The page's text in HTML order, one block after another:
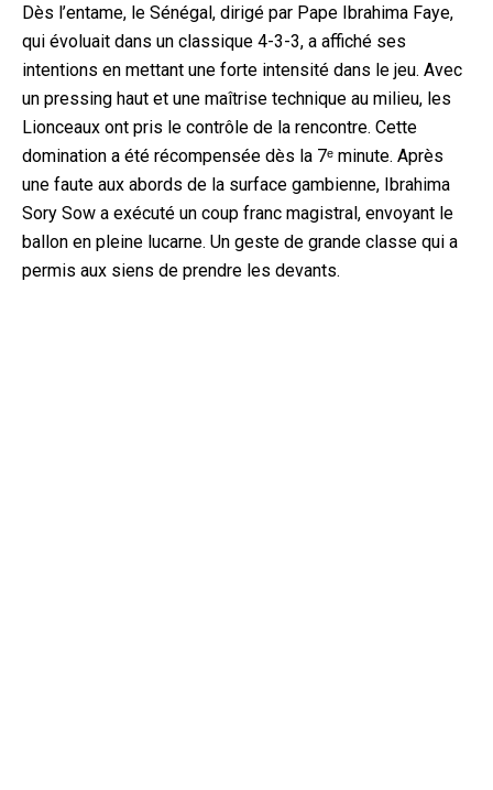
Dès l’entame, le Sénégal, dirigé par Pape Ibrahima Faye,
qui évoluait dans un classique 4-3-3, a affiché ses
intentions en mettant une forte intensité dans le jeu. Avec
un pressing haut et une maîtrise technique au milieu, les
Lionceaux ont pris le contrôle de la rencontre. Cette
domination a été récompensée dès la 7ᵉ minute. Après
une faute aux abords de la surface gambienne, Ibrahima
Sory Sow a exécuté un coup franc magistral, envoyant le
ballon en pleine lucarne. Un geste de grande classe qui a
permis aux siens de prendre les devants.